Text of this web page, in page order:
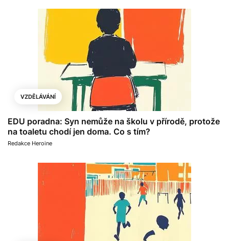
VZDĚLÁVÁNÍ
EDU poradna: Syn nemůže na školu v přírodě, protože
na toaletu chodí jen doma. Co s tím?
Redakce Heroine